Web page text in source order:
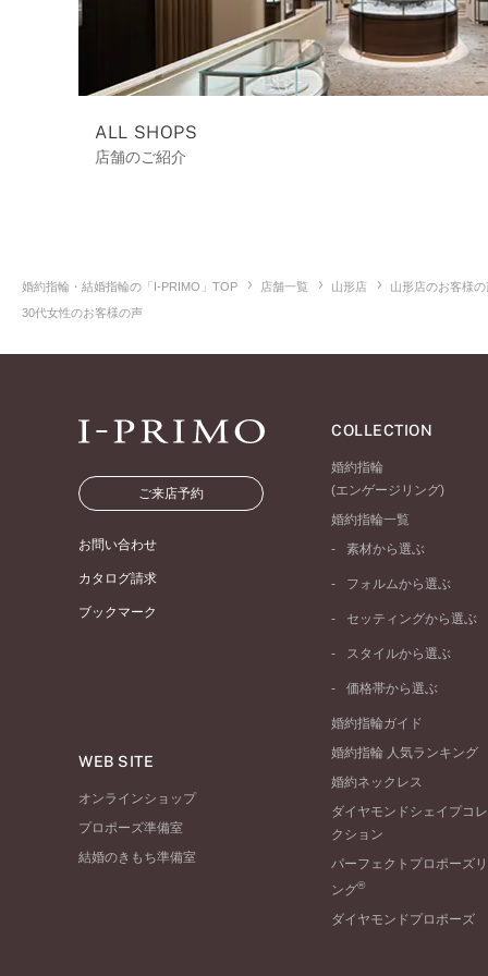
ALL SHOPS
店舗のご紹介
婚約指輪・結婚指輪の「I-PRIMO」TOP 店舗一覧 山形店
山形店のお客様
30代女性のお客様の声
ご来店予約
お問い合わせ
カタログ請求
ブックマーク
WEB SITE
オンラインショップ
プロポーズ準備室
結婚のきもち準備室
COLLECTION
婚約指輪
(エンゲージリング)
婚約指輪一覧
素材から選ぶ
プラチナ
ピンクゴールド
ペールブラウンゴール
フォルムから選ぶ
ストレートライン
V字ライン
セッティングから選ぶ
ソリテール
ダブルサイドメレ
ラインメレ
スタイルから選ぶ
シンプル
モード
エレガント
ゴージャス
価格帯から選ぶ
50万円台～
20万円台～
10万円台～
婚約指輪ガイド
婚約指輪 人気ランキング
婚約ネックレス
ダイヤモンドシェイプコレ
クション
パーフェクトプロポーズリ
ング®
ダイヤモンドプロポーズ